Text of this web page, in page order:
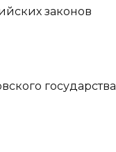
законов
государства